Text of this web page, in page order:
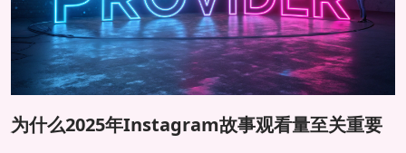
为什么2025年Instagram故事观看量至关重要